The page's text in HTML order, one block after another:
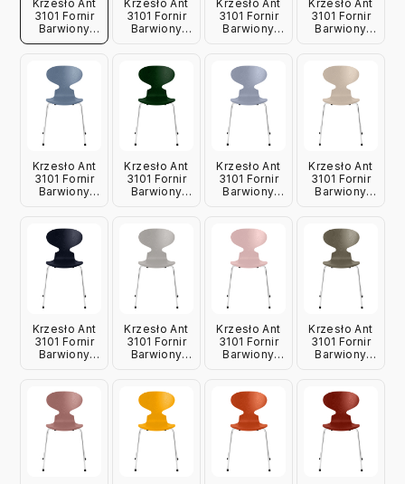
Krzesło Ant
3101 Fornir
Barwiony
Biały Fritz
Krzesło Ant
3101 Fornir
Barwiony
Krzesło Ant
3101 Fornir
Barwiony
Krzesło Ant
3101 Fornir
Barwiony
Krzesło Ant
3101 Fornir
Barwiony
Hansen
Krzesło Ant
3101 Fornir
Barwiony
Krzesło Ant
3101 Fornir
Barwiony
Krzesło Ant
3101 Fornir
Barwiony
Krzesło Ant
3101 Fornir
Barwiony
Krzesło Ant
3101 Fornir
Barwiony
Krzesło Ant
3101 Fornir
Barwiony
Krzesło Ant
3101 Fornir
Barwiony